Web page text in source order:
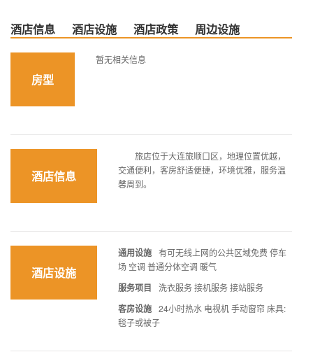
酒店信息 酒店设施 酒店政策 周边设施
房型
暂无相关信息
酒店信息
旅店位于大连旅顺口区，地理位置优越，
交通便利，客房舒适便捷，环境优雅，服务温
馨周到。
酒店设施
通用设施 有可无线上网的公共区域免费 停车
场 空调 普通分体空调 暖气
服务项目 洗衣服务 接机服务 接站服务
客房设施 24小时热水 电视机 手动窗帘 床具:
毯子或被子